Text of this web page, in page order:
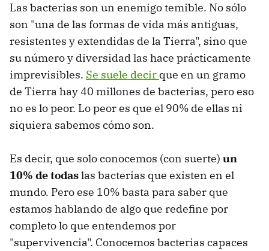
Las bacterias son un enemigo temible. No sólo
son "una de las formas de vida más antiguas,
resistentes y extendidas de la Tierra", sino que
su número y diversidad las hace prácticamente
imprevisibles. Se suele decir que en un gramo
de Tierra hay 40 millones de bacterias, pero eso
no es lo peor. Lo peor es que el 90% de ellas ni
siquiera sabemos cómo son.
Es decir, que solo conocemos (con suerte) un
10% de todaslas bacterias que existen en el
mundo. Pero ese 10% basta para saber que
estamos hablando de algo que redefine por
completo lo que entendemos por
"supervivencia". Conocemos bacterias capaces